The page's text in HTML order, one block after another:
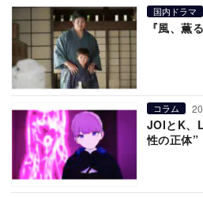
国内ドラマ
『風、薫
コラム
JOIとK、
性の正体”